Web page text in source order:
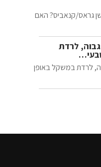
גראס/קנאביס? האם
לרדת
לרדת במשקל באופן